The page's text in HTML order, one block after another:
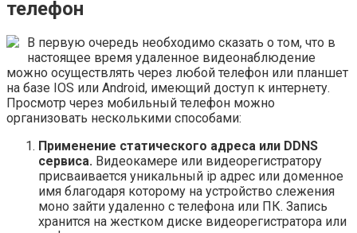
телефон
В первую очередь необходимо сказать о том, что в
настоящее время удаленное видеонаблюдение
можно осуществлять через любой телефон или планшет
на базе IOS или Android, имеющий доступ к интернету.
Просмотр через мобильный телефон можно
организовать несколькими способами:
Применение статического адреса или DDNS
cервиса. Видеокамере или видеорегистратору
присваивается уникальный ip адрес или доменное
имя благодаря которому на устройство слежения
моно зайти удаленно с телефона или ПК. Запись
хранится на жестком диске видеорегистратора или